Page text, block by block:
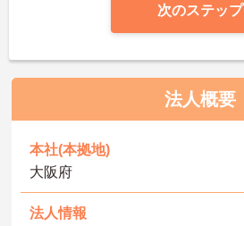
次のステップ
法人概要
本社(本拠地)
大阪府
法人情報